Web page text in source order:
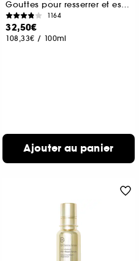
Gouttes pour resserrer et estomper les pores aux BHA
1164
32,50€
108,33€ / 100ml
Ajouter au panier